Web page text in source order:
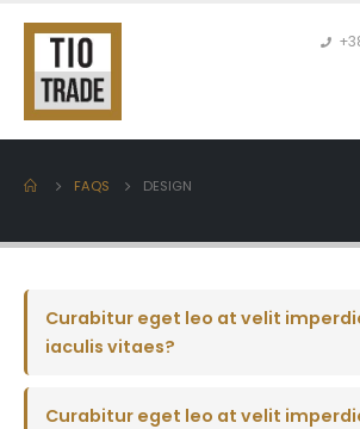
FAQS DESIGN
Curabitur eget leo at velit
iaculis vitaes?
Curabitur eget leo at velit